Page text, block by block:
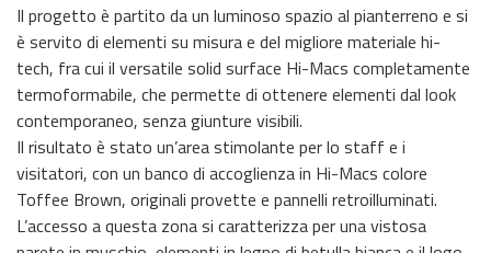
Il progetto è partito da un luminoso spazio al pianterreno e si
è servito di elementi su misura e del migliore materiale hi-
tech, fra cui il versatile solid surface Hi-Macs completamente
termoformabile, che permette di ottenere elementi dal look
contemporaneo, senza giunture visibili.
Il risultato è stato un’area stimolante per lo staff e i
visitatori, con un banco di accoglienza in Hi-Macs colore
Toffee Brown, originali provette e pannelli retroilluminati.
L’accesso a questa zona si caratterizza per una vistosa